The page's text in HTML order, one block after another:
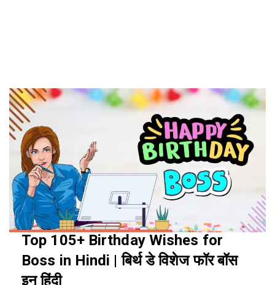
Top 105+ Birthday Wishes for
Boss in Hindi | बिर्थ डे विशेज फॉर बॉस
इन हिंदी